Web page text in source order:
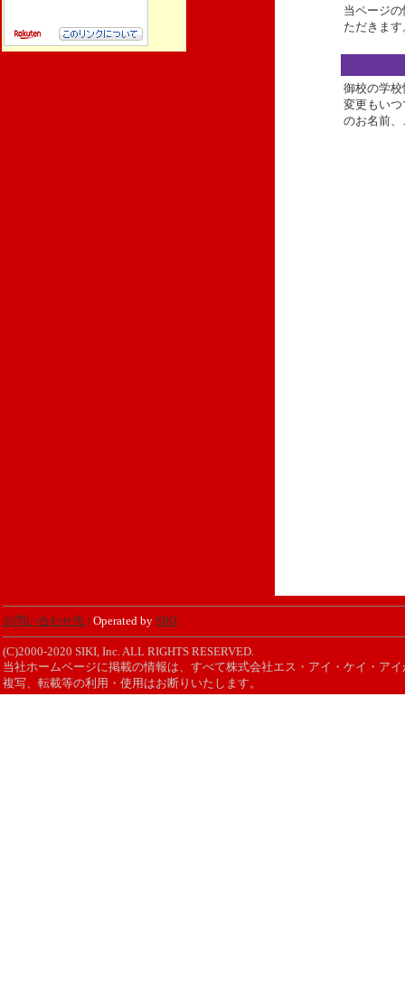
当ページ
ただきま
御校の学
変更もい
のお名前
お問い合わせ先 Operated by SIKI
(C)2000-2020 SIKI, Inc. ALL RIGHTS RESERVED.
当社ホームページに掲載の情報は、すべて株式会社エス・アイ・ケイ・ア
複写、転載等の利用・使用はお断りいたします。